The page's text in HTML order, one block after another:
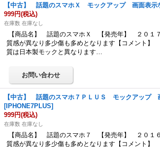
【中古】 話題のスマホＸ モックアップ 画面表
999円(税込)
在庫数 在庫なし
【商品名】 話題のスマホＸ 【発売年】 ２０１
質感が異なり多少傷も多めとなります【コメント】
質は日本製モックと異なります…
【中古】 話題のスマホ７ＰＬＵＳ モックアップ
[IPHONE7PLUS]
999円(税込)
在庫数 在庫なし
【商品名】 話題のスマホ７ 【発売年】 ２０１
質感が異なり多少傷も多めとなります【コメント】